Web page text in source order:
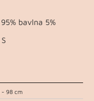
bavlna 5%
- 98 cm